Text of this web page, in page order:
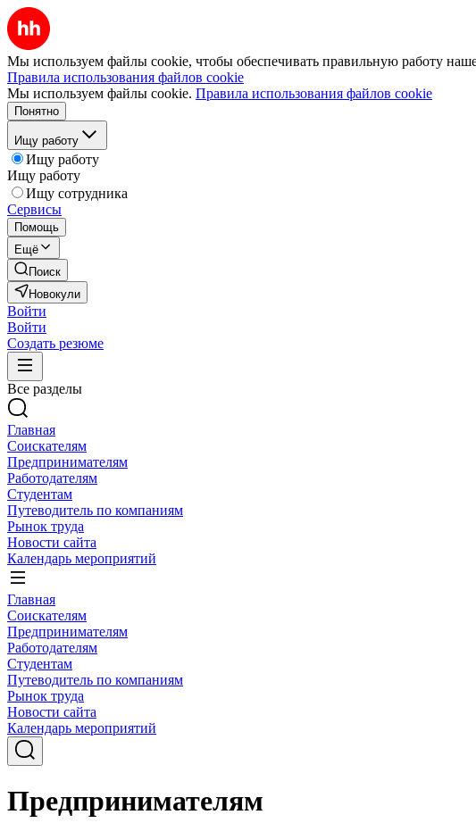
Мы используем файлы cookie, чтобы обеспечивать правильную работу
Правила использования файлов cookie
Мы используем файлы cookie. Правила использования файлов cookie
Понятно
Ищу работу
Ищу работу
Ищу работу
Ищу сотрудника
Сервисы
Помощь
Ещё
Поиск
Новокули
Войти
Войти
Создать резюме
Все разделы
Главная
Соискателям
Предпринимателям
Работодателям
Студентам
Путеводитель по компаниям
Рынок труда
Новости сайта
Календарь мероприятий
Главная
Соискателям
Предпринимателям
Работодателям
Студентам
Путеводитель по компаниям
Рынок труда
Новости сайта
Календарь мероприятий
Предпринимателям